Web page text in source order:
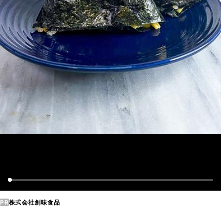
PR株式会社創味食品